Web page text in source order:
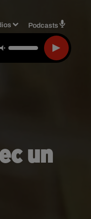
Podcasts
un